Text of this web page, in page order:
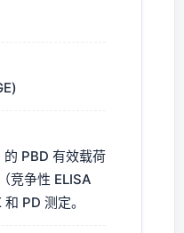
PBD 有效载荷
竞争性 ELISA
PD 测定。